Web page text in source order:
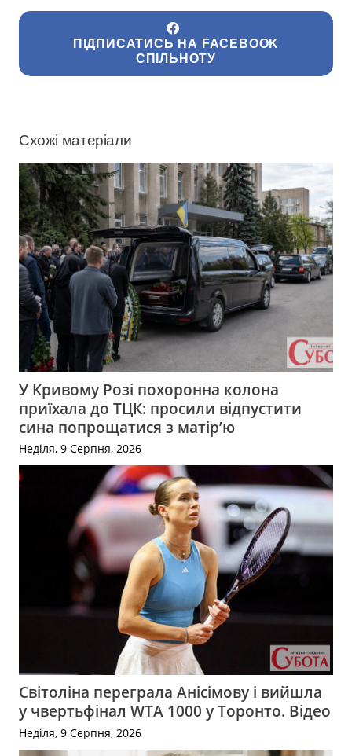
ПІДПИСАТИСЬ НА FACEBOOK
СПІЛЬНОТУ
Схожі матеріали
У Кривому Розі похоронна колона
приїхала до ТЦК: просили відпустити
сина попрощатися з матір’ю
Неділя, 9 Серпня, 2026
Світоліна переграла Анісімову і вийшла
у чвертьфінал WTA 1000 у Торонто. Відео
Неділя, 9 Серпня, 2026